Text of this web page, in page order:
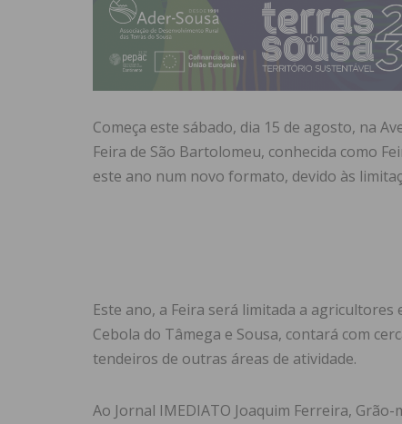
Começa este sábado, dia 15 de agosto, na
Feira de São Bartolomeu, conhecida como
este ano num novo formato, devido às
Este ano, a Feira será limitada a
Cebola do Tâmega e Sousa, contará com
tendeiros de outras áreas de atividade.
Ao Jornal IMEDIATO Joaquim Ferreira,